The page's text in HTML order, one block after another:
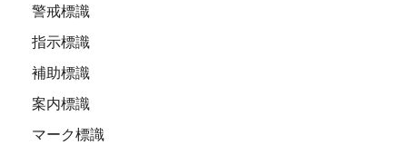
警戒標識
指示標識
補助標識
案内標識
マーク標識